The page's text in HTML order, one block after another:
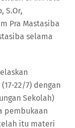
S.Or,
Pra Mastasiba
selama
22/7) dengan
Sekolah)
pembukaan
itu materi